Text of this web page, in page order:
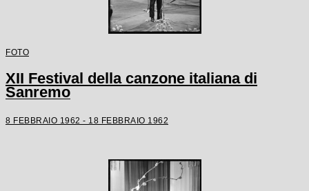
FOTO
XII Festival della canzone italiana di
Sanremo
8 FEBBRAIO 1962 - 18 FEBBRAIO 1962